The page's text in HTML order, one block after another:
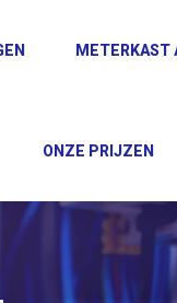
METERKAST
ONZE PRIJZEN